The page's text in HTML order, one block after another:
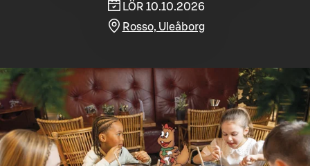
LÖR 10.10.2026
Rosso, Uleåborg